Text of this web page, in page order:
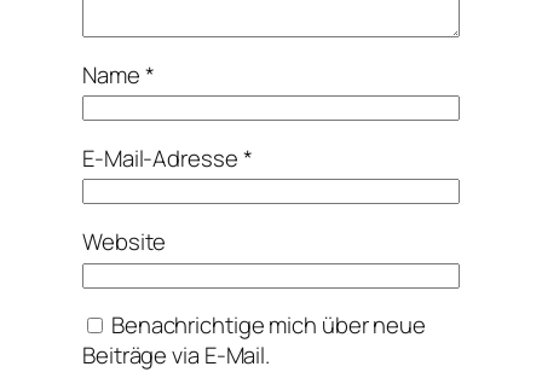
Name*
E-Mail-Adresse*
Website
Benachrichtige mich über neue
Beiträge via E-Mail.